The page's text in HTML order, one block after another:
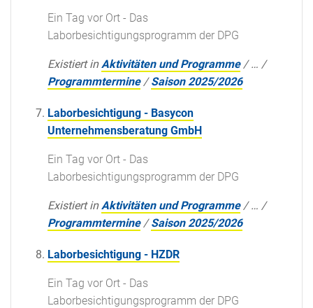
Ein Tag vor Ort - Das
Laborbesichtigungsprogramm der DPG
Existiert in Aktivitäten und Programme /… /
Programmtermine /Saison 2025/2026
Laborbesichtigung - Basycon
Unternehmensberatung GmbH
Ein Tag vor Ort - Das
Laborbesichtigungsprogramm der DPG
Existiert in Aktivitäten und Programme /… /
Programmtermine /Saison 2025/2026
Laborbesichtigung - HZDR
Ein Tag vor Ort - Das
Laborbesichtigungsprogramm der DPG